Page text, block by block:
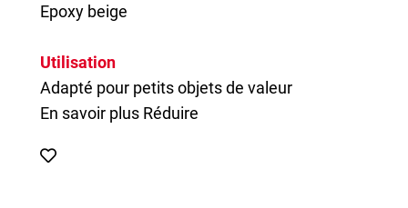
Epoxy beige
Utilisation
Adapté pour petits objets de valeur
En savoir plus Réduire